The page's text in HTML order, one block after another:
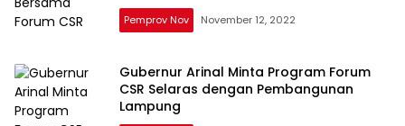
Pemprov Nov November 12, 2022
Gubernur Arinal Minta Program Forum
CSR Selaras dengan Pembangunan
Lampung